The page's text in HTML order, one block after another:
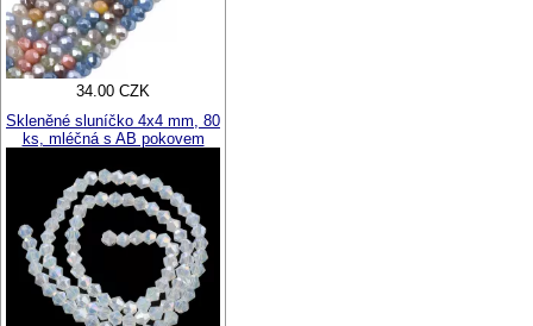
34.00 CZK
Skleněné sluníčko 4x4 mm, 80
ks, mléčná s AB pokovem